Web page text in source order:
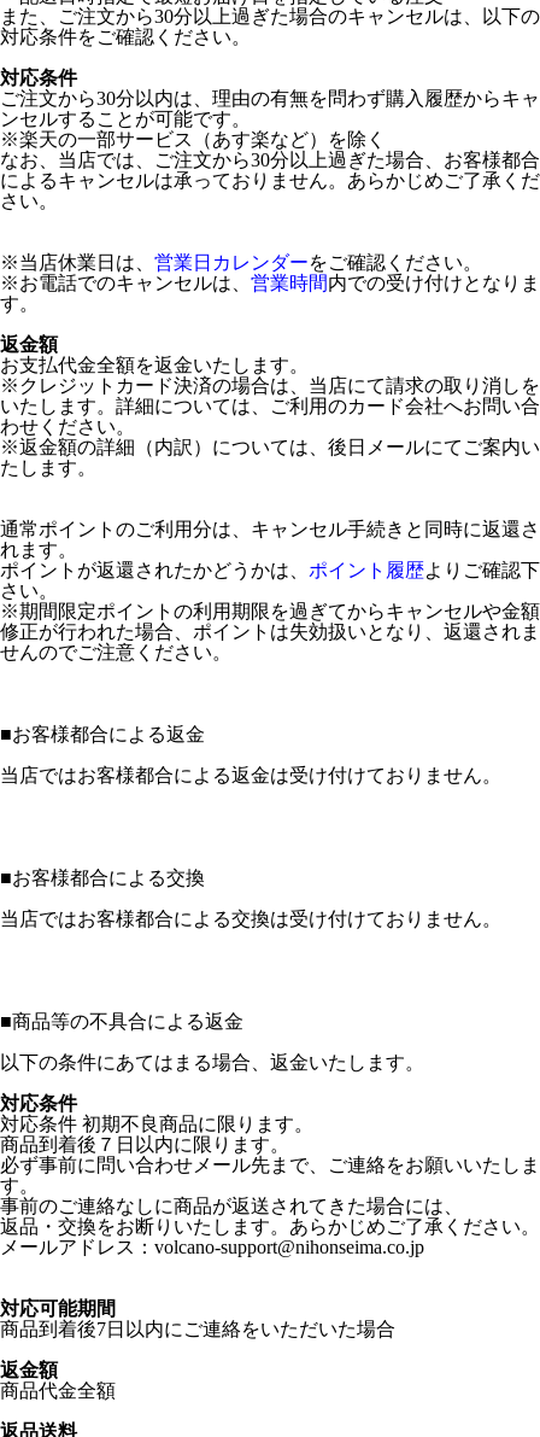
また、ご注文から30分以上過ぎた場合のキャンセルは、以下の
対応条件をご確認ください。
対応条件
ご注文から30分以内は、理由の有無を問わず購入履歴からキャ
ンセルすることが可能です。
※楽天の一部サービス（あす楽など）を除く
なお、当店では、ご注文から30分以上過ぎた場合、お客様都合
によるキャンセルは承っておりません。あらかじめご了承くだ
さい。
※当店休業日は、 営業日カレンダーをご確認ください。
※お電話でのキャンセルは、 営業時間内での受け付けとなりま
す。
返金額
お支払代金全額を返金いたします。
※クレジットカード決済の場合は、当店にて請求の取り消しを
いたします。詳細については、ご利用のカード会社へお問い合
わせください。
※返金額の詳細（内訳）については、後日メールにてご案内い
たします。
通常ポイントのご利用分は、キャンセル手続きと同時に返還さ
れます。
ポイントが返還されたかどうかは、 ポイント履歴よりご確認下
さい。
※期間限定ポイントの利用期限を過ぎてからキャンセルや金額
修正が行われた場合、ポイントは失効扱いとなり、返還されま
せんのでご注意ください。
■お客様都合による返金
当店ではお客様都合による返金は受け付けておりません。
■お客様都合による交換
当店ではお客様都合による交換は受け付けておりません。
■商品等の不具合による返金
以下の条件にあてはまる場合、返金いたします。
対応条件
対応条件 初期不良商品に限ります。
商品到着後７日以内に限ります。
必ず事前に問い合わせメール先まで、ご連絡をお願いいたしま
す。
事前のご連絡なしに商品が返送されてきた場合には、
返品・交換をお断りいたします。あらかじめご了承ください。
メールアドレス：volcano-support@nihonseima.co.jp
対応可能期間
商品到着後7日以内にご連絡をいただいた場合
返金額
商品代金全額
返品送料